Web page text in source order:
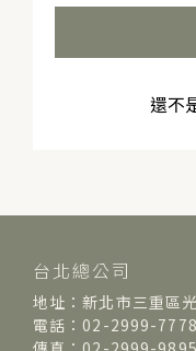
還不
台北總公司
地址：新北市三重區
電話：02-2999-7778